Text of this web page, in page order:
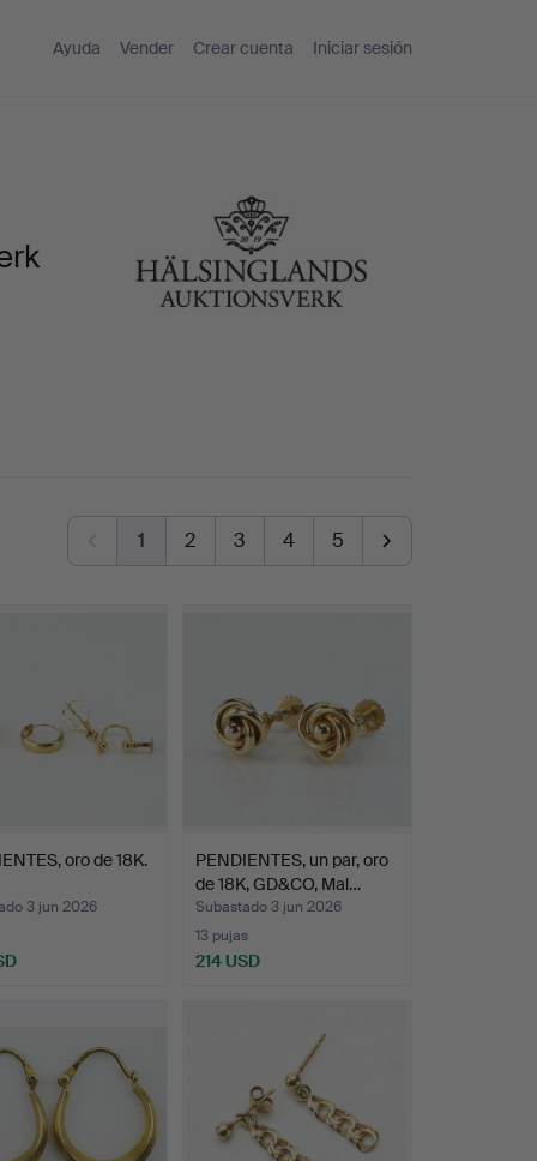
Ayuda Vender Crear cuenta Iniciar sesión
1 2 3 4 5
oro de 18K.
3 jun 2026
PENDIENTES, un par, oro
de 18K, GD&CO, Mal…
Subastado 3 jun 2026
13 pujas
214 USD